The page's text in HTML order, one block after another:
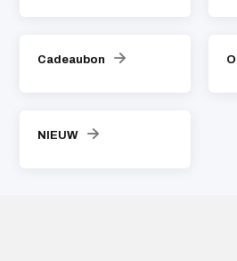
Cadeaubon
NIEUW